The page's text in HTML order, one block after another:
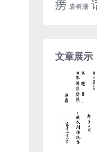
痨 袁树珊
文章展示